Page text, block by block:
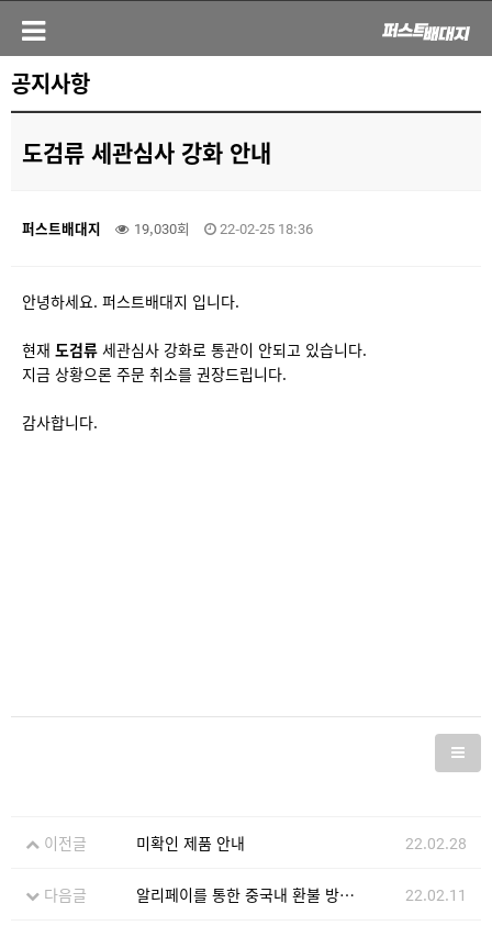
공지사항
도검류 세관심사 강화 안내
퍼스트배대지 19,030회 22-02-25 18:36
안녕하세요. 퍼스트배대지 입니다.
현재 도검류 세관심사 강화로 통관이 안되고 있습니다.
지금 상황으론 주문 취소를 권장드립니다.
감사합니다.
이전글 미확인 제품 안내 22.02.28
다음글 알리페이를 통한 중국내 환불 방법 안내! 22.02.11